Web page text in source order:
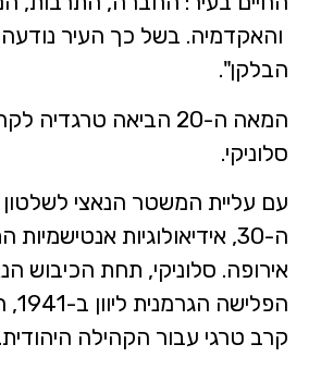
והאקדמיה. בשל כך העיר
הבלקן".
המאה ה-20 הביאה
סלוניקי.
עם עליית המשטר הנאצי
ה-30, אידיאולוגיות
אירופה. סלוניקי, תחת הכיבוש
קרב טרגי עבור הקהילה היהודית.